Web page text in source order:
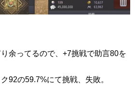
余ってるので、+7挑戦で助言80を
92の59.7%にて挑戦、失敗。